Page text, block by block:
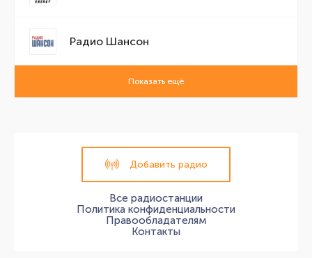
Радио Шансон
Показать ещё
Добавить радио
Все радиостанции
Политика конфиденциальности
Правообладателям
Контакты